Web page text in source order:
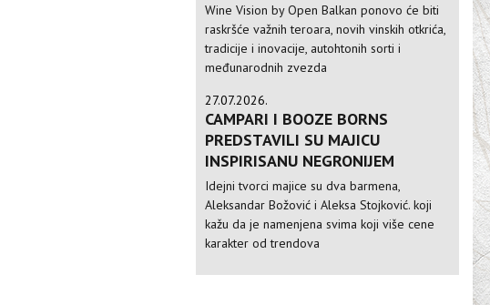
Wine Vision by Open Balkan ponovo će biti
raskršće važnih teroara, novih vinskih otkrića,
tradicije i inovacije, autohtonih sorti i
međunarodnih zvezda
27.07.2026.
CAMPARI I BOOZE BORNS
PREDSTAVILI SU MAJICU
INSPIRISANU NEGRONIJEM
Idejni tvorci majice su dva barmena,
Aleksandar Božović i Aleksa Stojković. koji
kažu da je namenjena svima koji više cene
karakter od trendova